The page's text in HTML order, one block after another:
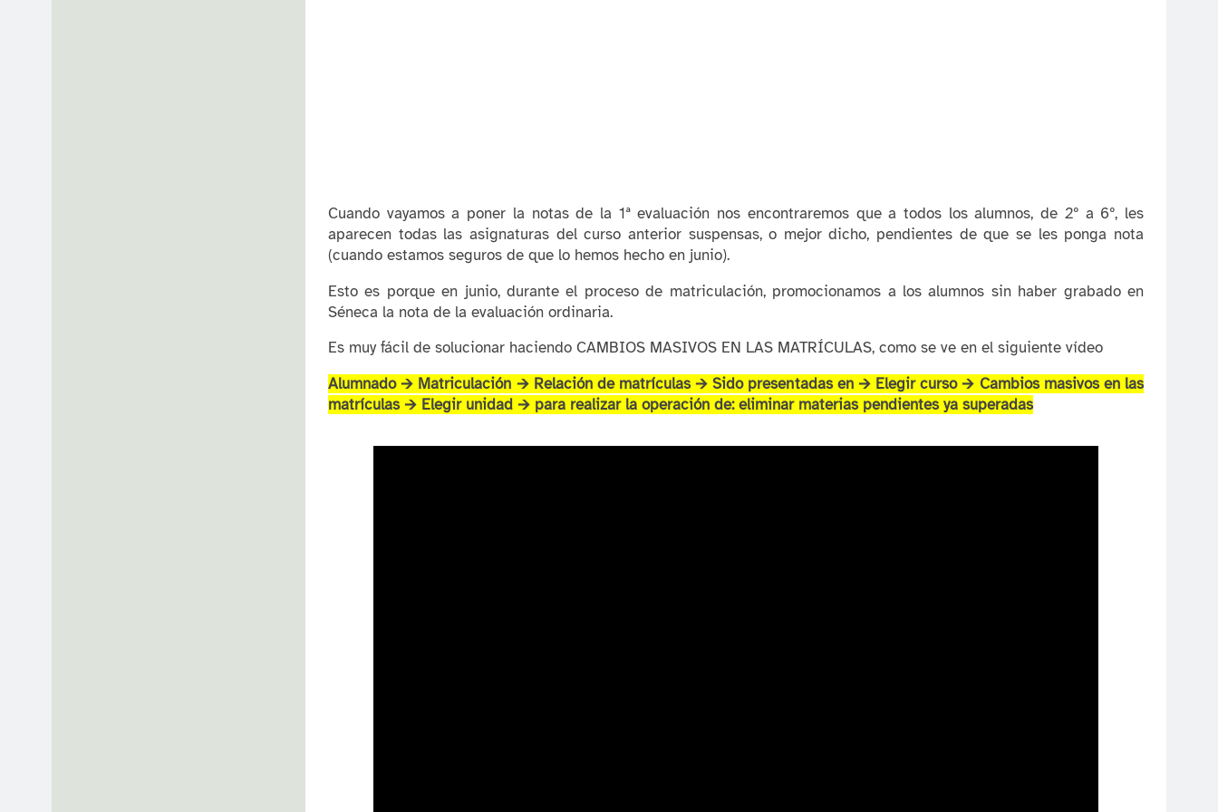
Cuando vayamos a poner la notas de la 1ª evaluación nos encontraremos que a todos los alumnos, de 2º a 6º, les
aparecen todas las asignaturas del curso anterior suspensas, o mejor dicho, pendientes de que se les ponga nota
(cuando estamos seguros de que lo hemos hecho en junio).
Esto es porque en junio, durante el proceso de matriculación, promocionamos a los alumnos sin haber grabado en
Séneca la nota de la evaluación ordinaria.
Es muy fácil de solucionar haciendo CAMBIOS MASIVOS EN LAS MATRÍCULAS, como se ve en el siguiente vídeo
Alumnado 🡪 Matriculación 🡪 Relación de matrículas 🡪 Sido presentadas en 🡪 Elegir curso 🡪 Cambios masivos en las
matrículas 🡪 Elegir unidad 🡪 para realizar la operación de: eliminar materias pendientes ya superadas